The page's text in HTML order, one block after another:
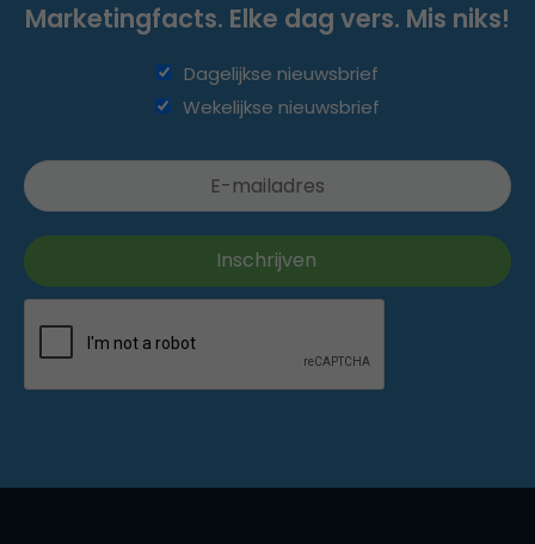
Marketingfacts. Elke dag vers. Mis niks!
Dagelijkse nieuwsbrief
Wekelijkse nieuwsbrief